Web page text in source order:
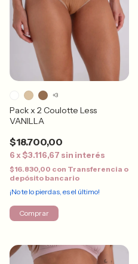
Pack x 2 Coulotte Less
VANILLA
$18.700,00
6 x$3.116,67 sin interés
$16.830,00 con Transferencia o
depósito bancario
¡No te lo pierdas, es el último!
+3
Comprar